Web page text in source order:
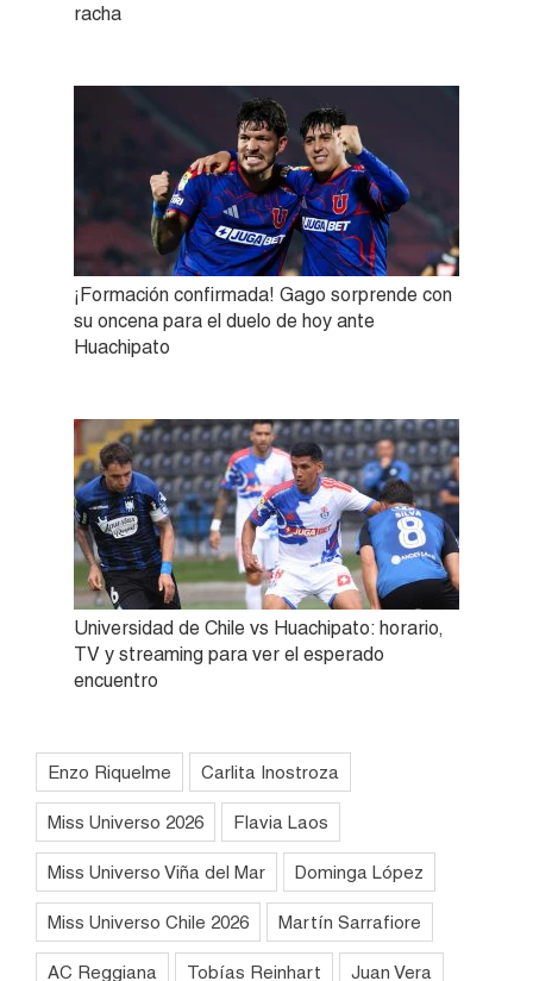
racha
¡Formación confirmada! Gago sorprende con
su oncena para el duelo de hoy ante
Huachipato
Universidad de Chile vs Huachipato: horario,
TV y streaming para ver el esperado
encuentro
Enzo Riquelme Carlita Inostroza
Miss Universo 2026 Flavia Laos
Miss Universo Viña del Mar Dominga López
Miss Universo Chile 2026 Martín Sarrafiore
AC Reggiana Tobías Reinhart Juan Vera